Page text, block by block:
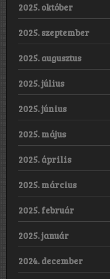
2025. október
2025. szeptember
2025. augusztus
2025. július
2025. június
2025. május
2025. április
2025. március
2025. február
2025. január
2024. december